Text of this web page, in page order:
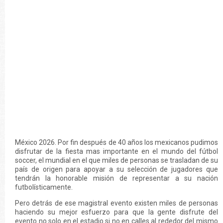
México 2026. Por fin después de 40 años los mexicanos pudimos
disfrutar de la fiesta mas importante en el mundo del fútbol
soccer, el mundial en el que miles de personas se trasladan de su
país de origen para apoyar a su selección de jugadores que
tendrán la honorable misión de representar a su nación
futbolísticamente.
Pero detrás de ese magistral evento existen miles de personas
haciendo su mejor esfuerzo para que la gente disfrute del
evento no solo en el estadio si no en calles al rededor del mismo